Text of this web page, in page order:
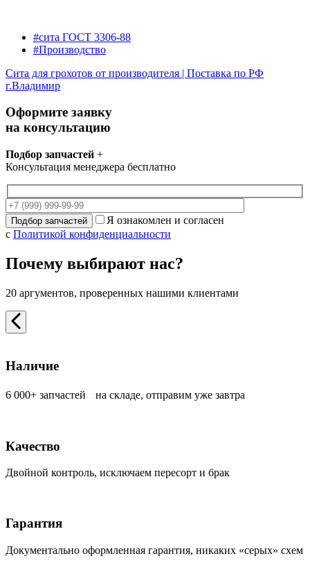
#сита ГОСТ 3306-88
#Производство
Сита для грохотов от производителя | Поставка по РФ
г.Владимир
Оформите заявку
на консультацию
Подбор запчастей +
Консультация менеджера бесплатно
Я ознакомлен и согласен
с Политикой конфиденциальности
Почему выбирают нас?
20 аргументов, проверенных нашими клиентами
Наличие
6 000+ запчастей на складе, отправим уже завтра
Качество
Двойной контроль, исключаем пересорт и брак
Гарантия
Документально оформленная гарантия, никаких «серых» схем